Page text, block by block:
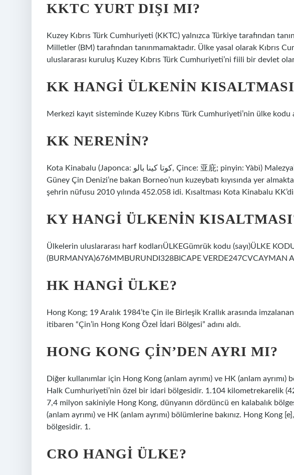
KKTC YURT DIŞI MI?
Kuzey Kıbrıs Türk Cumhuriyeti (KKTC) yalnızca Türkiye tarafından
Milletler (BM) tarafından tanınmamaktadır. Ülke yasal olarak Kıbrıs
uluslararası kuruluş Kuzey Kıbrıs Türk Cumhuriyeti’ni fiili bir devlet
KK HANGI ÜLKENIN
Merkezi kayıt sisteminde Kuzey Kıbrıs Türk Cumhuriyeti’nin ülke
KK NERENIN?
Kota Kinabalu (Japonca: کوتا کينا بالو, Çince: 亚庇; pinyin: Yàbì) Malezya’nın Sabah eyaletinin başkentidir. Şehir,
Güney Çin Denizi’ne bakan Borneo’nun kuzeybatı kıyısında yer
şehrin nüfusu 2010 yılında 452.058 idi. Kısaltması Kota Kinabalu
KY HANGI ÜLKENIN
Ülkelerin uluslararası harf kodlarıÜLKEGümrük kodu (sayı)ÜLKE
(BURMANYA)676MMBURUNDI328BICAPE VERDE247CVCAYMAN
HK HANGI ÜLKE?
Hong Kong; 19 Aralık 1984’te Çin ile Birleşik Krallık arasında
itibaren “Çin’in Hong Kong Özel İdari Bölgesi” adını aldı.
HONG KONG ÇIN’DEN AYRI MI?
Diğer kullanımlar için Hong Kong (anlam ayrımı) ve HK (anlam ayrımı)
Halk Cumhuriyeti’nin özel bir idari bölgesidir. 1.104 kilometrekarelik
7,4 milyon sakiniyle Hong Kong, dünyanın dördüncü en kalabalık
(anlam ayrımı) ve HK (anlam ayrımı) bölümlerine bakınız. Hong Kong
bölgesidir. 1.
CRO HANGI ÜLKE?